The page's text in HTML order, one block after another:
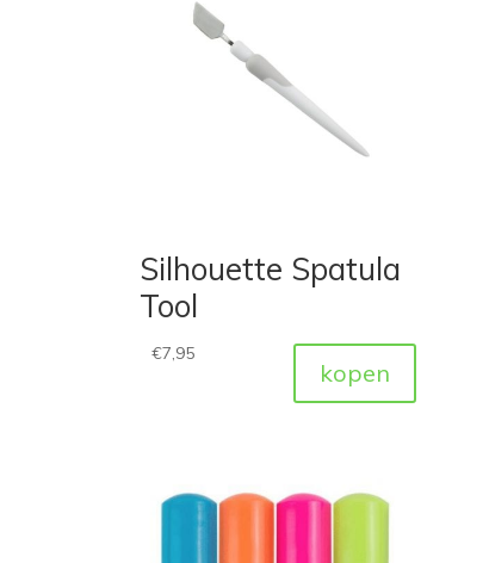
Silhouette Spatula
Tool
€7,95
kopen